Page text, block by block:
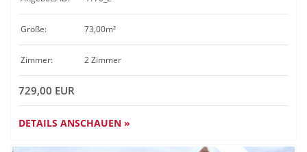
Größe: 73,00m²
Zimmer: 2 Zimmer
729,00 EUR
DETAILS ANSCHAUEN »